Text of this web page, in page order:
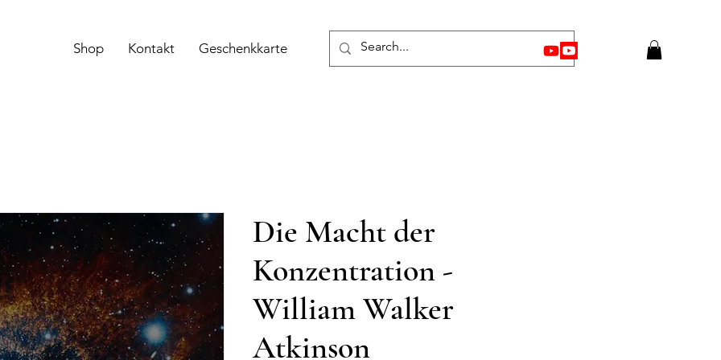
Shop Kontakt Geschenkkarte
Die Macht der
Konzentration -
William Walker
Atkinson